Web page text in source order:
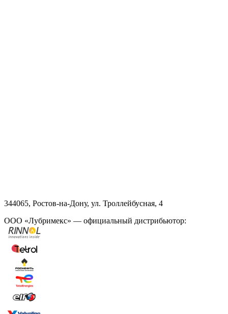
344065, Ростов-на-Дону, ул. Троллейбусная, 4
ООО «Лубримекс» — официальный дистрибьютор: